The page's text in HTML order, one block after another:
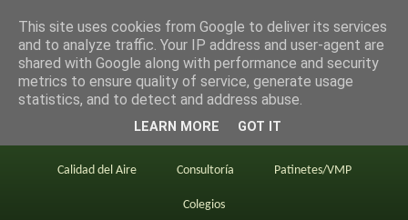
en bici por madrid
Este blog BiciMAD Primeros consejos
Calidad del Aire Consultoría Patinetes/VMP
Colegios
This site uses cookies from Google to deliver its services
and to analyze traffic. Your IP address and user-agent are
shared with Google along with performance and security
metrics to ensure quality of service, generate usage
statistics, and to detect and address abuse.
LEARN MORE GOT IT